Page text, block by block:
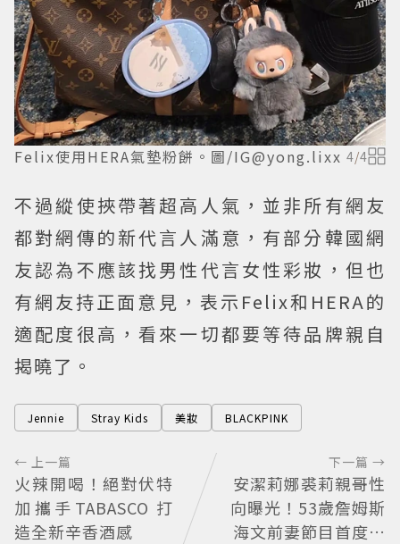
Felix使用HERA氣墊粉餅。圖/IG@yong.lixx 4/4
不過縱使挾帶著超高人氣，並非所有網友
都對網傳的新代言人滿意，有部分韓國網
友認為不應該找男性代言女性彩妝，但也
有網友持正面意見，表示Felix和HERA的
適配度很高，看來一切都要等待品牌親自
揭曉了。
Jennie Stray Kids 美妝 BLACKPINK
← 上一篇
火辣開喝！絕對伏特
加攜手TABASCO 打
造全新辛香酒感
下一篇 →
安潔莉娜裘莉親哥性
向曝光！53歲詹姆斯
海文前妻節目首度認